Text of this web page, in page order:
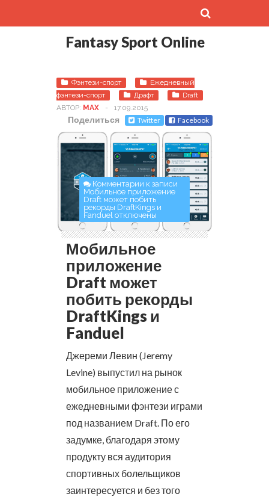
Fantasy Sport Online
Фэнтези-спорт
Ежедневный
фэнтези-спорт
Драфт
Draft
АВТОР: MAX - 17.09.2015
Поделиться Twitter Facebook
Комментарии к записи
Мобильное приложение
Draft может побить
рекорды DraftKings и
Fanduel отключены
Мобильное
приложение
Draft может
побить рекорды
DraftKings и
Fanduel
Джереми Левин (Jeremy
Levine) выпустил на рынок
мобильное приложение с
ежедневными фэнтези играми
под названием Draft. По его
задумке, благодаря этому
продукту вся аудитория
спортивных болельщиков
заинтересуется и без того